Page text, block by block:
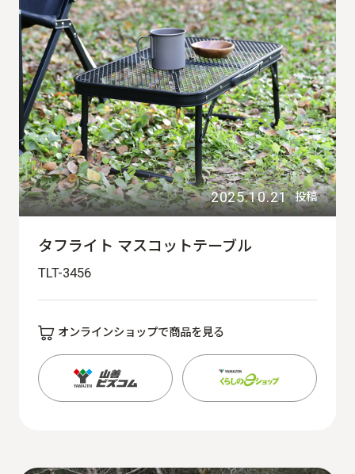
2025.10.21 投稿
タフライト マスコットテーブル
TLT-3456
オンラインショップで商品を見る